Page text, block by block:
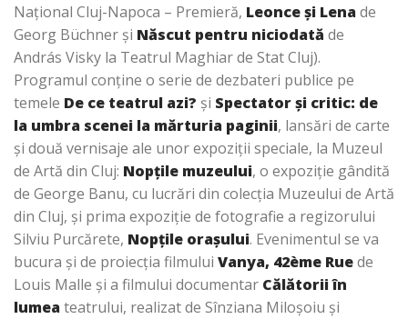
Naţional Cluj-Napoca – Premieră, Leonce şi Lenade
Georg Büchner şi Născut pentru niciodată de
András Visky la Teatrul Maghiar de Stat Cluj).
Programul conține o serie de dezbateri publice pe
temele De ce teatrul azi? şi Spectator şi critic: de
la umbra scenei la mărturia paginii, lansări de carte
şi două vernisaje ale unor expoziţii speciale, la Muzeul
de Artă din Cluj: Nopţile muzeului, o expoziţie gândită
de George Banu, cu lucrări din colecţia Muzeului de Artă
din Cluj, şi prima expoziţie de fotografie a regizorului
Silviu Purcărete, Nopţile oraşului. Evenimentul se va
bucura şi de proiecţia filmului Vanya, 42ème Ruede
Louis Malle și a filmului documentar Călătorii în
lumeateatrului, realizat de Sînziana Miloşoiu şi